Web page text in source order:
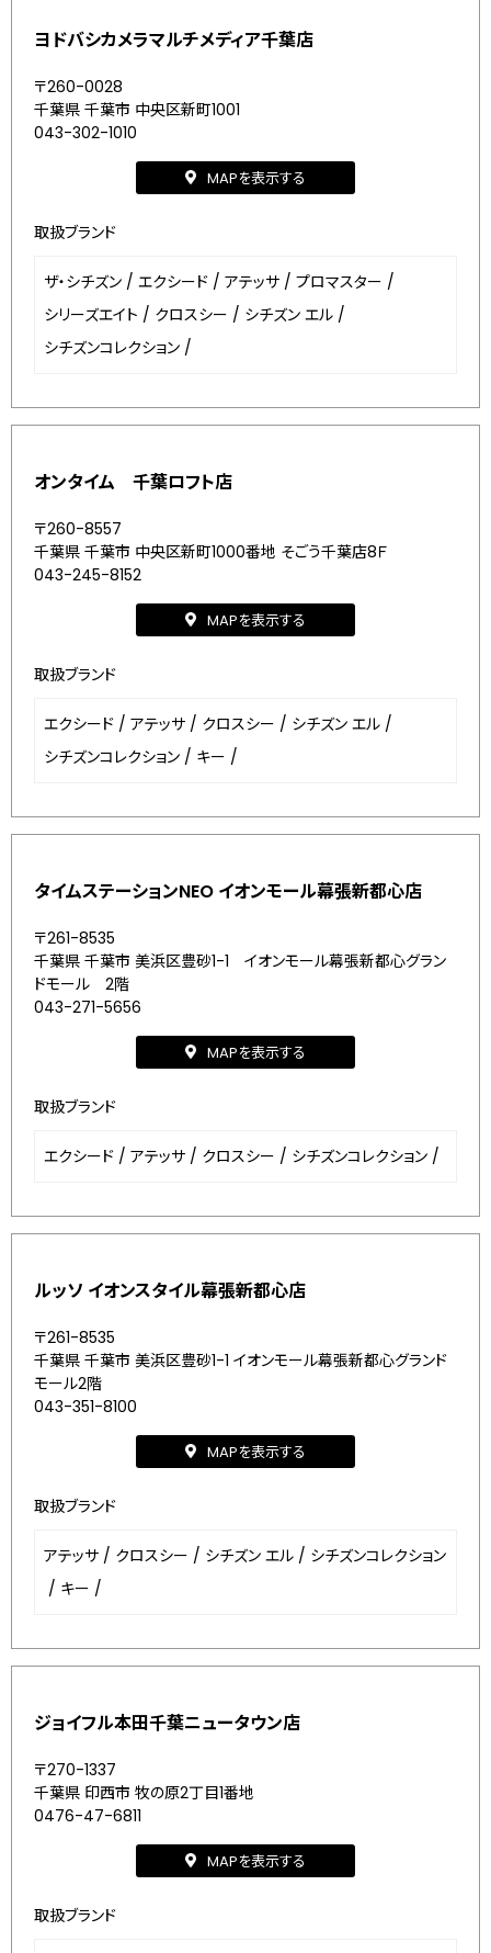
ヨドバシカメラマルチメディア千葉店
〒260-0028
千葉県 千葉市 中央区新町1001
043-302-1010
MAPを表示する
取扱ブランド
ザ・シチズン / エクシード / アテッサ / プロマスター /
シリーズエイト / クロスシー / シチズン エル /
シチズンコレクション /
オンタイム 千葉ロフト店
〒260-8557
千葉県 千葉市 中央区新町1000番地 そごう千葉店8Ｆ
043-245-8152
MAPを表示する
取扱ブランド
エクシード / アテッサ / クロスシー / シチズン エル /
シチズンコレクション / キー /
タイムステーションNEO イオンモール幕張新都心店
〒261-8535
千葉県 千葉市 美浜区豊砂1-1 イオンモール幕張新都心グラン
ドモール 2階
043-271-5656
MAPを表示する
取扱ブランド
エクシード / アテッサ / クロスシー / シチズンコレクション /
ルッソ イオンスタイル幕張新都心店
〒261-8535
千葉県 千葉市 美浜区豊砂1-1 イオンモール幕張新都心グランド
モール2階
043-351-8100
MAPを表示する
取扱ブランド
アテッサ / クロスシー / シチズン エル / シチズンコレクション
/ キー /
ジョイフル本田千葉ニュータウン店
〒270-1337
千葉県 印西市 牧の原2丁目1番地
0476-47-6811
MAPを表示する
取扱ブランド